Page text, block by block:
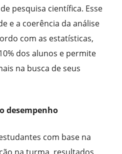
pesquisa científica. Esse
e a coerência da análise
com as estatísticas,
dos alunos e permite
na busca de seus
desempenho
com base na